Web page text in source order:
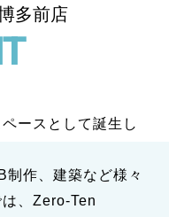
多前店
ースとして誕生し
制作、建築など様々
は、Zero-Ten